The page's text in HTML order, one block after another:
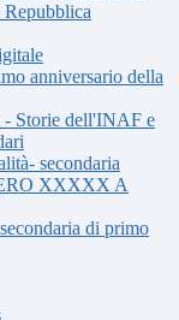
Repubblica
anniversario della
- Storie dell'INAF e
secondaria
XXXXX A
di primo